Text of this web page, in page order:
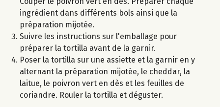
ingrédient dans différents bols ainsi que la
préparation mijotée.
Suivre les instructions sur l'emballage pour
préparer la tortilla avant de la garnir.
Poser la tortilla sur une assiette et la garnir en y
alternant la préparation mijotée, le cheddar, la
laitue, le poivron vert en dès et les feuilles de
coriandre. Rouler la tortilla et déguster.